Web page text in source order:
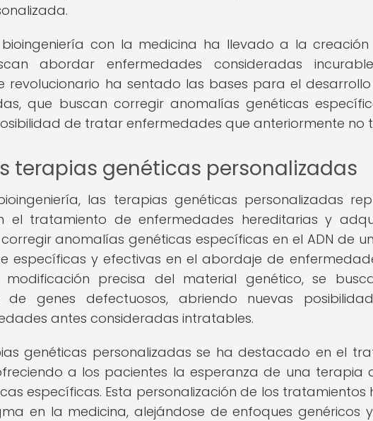
con la medicina ha llevado a la
abordar enfermedades consideradas
revolucionario ha sentado las bases para el
que buscan corregir anomalías genéticas
de tratar enfermedades que anteriormente no
terapias genéticas personalizadas
las terapias genéticas personalizadas
el tratamiento de enfermedades hereditarias y
anomalías genéticas específicas en el ADN de
específicas y efectivas en el abordaje de
modificación precisa del material genético, se
de genes defectuosos, abriendo nuevas
antes consideradas intratables.
genéticas personalizadas se ha destacado en el
a los pacientes la esperanza de una
específicas. Esta personalización de los
en la medicina, alejándose de enfoques genéricos